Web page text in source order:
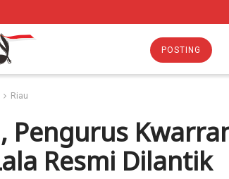
POSTING
Riau
Pengurus
Resmi Dilantik